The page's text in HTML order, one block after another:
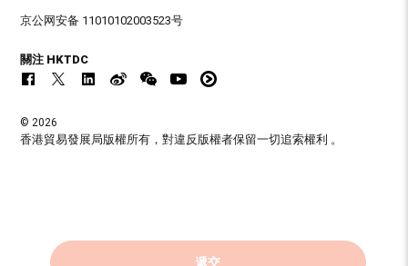
遞交
京公网安备 11010102003523号
關注 HKTDC
© 2026
香港貿易發展局版權所有，對違反版權者保留一切追索權利 。